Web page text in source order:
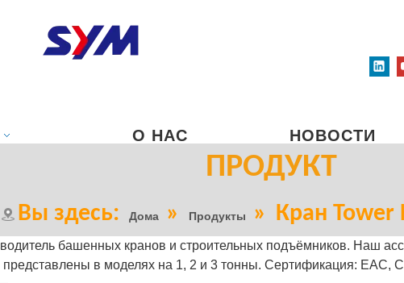
О НАС НОВОСТИ
ПРОДУКТ
Вы здесь: Дома » Продукты » Кран Tower
башенных кранов и строительных подъёмников. Наш
в моделях на 1, 2 и 3 тонны. Сертификация: EAC,